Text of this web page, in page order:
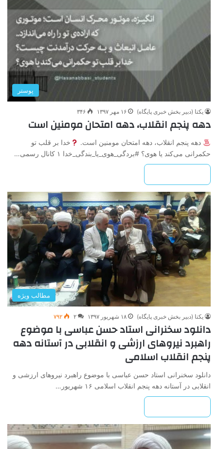
پوستر
یکتا (دبیر بخش خبری پایگاه) ۱۶ مهر ۱۳۹۷ ۳۴۶
دهه پنجم انقلاب، دهه امتحان مومنین است
دهه پنجم انقلاب، دهه امتحان مومنین است.
خدا بر قلب تو
حکمرانی می‌کند یا هوی؟ #بردگی_هوی_یا_بندگی_خدا ۱ کانال رسمی…
مطالب ویژه
یکتا (دبیر بخش خبری پایگاه) ۱۸ شهریور ۱۳۹۷ ۲ ۷۹۲
دانلود سخنرانی استاد حسن عباسی با موضوع
راهبرد نیروهای ارزشی و انقلابی در آستانه دهه
پنجم انقلاب اسلامی
دانلود سخنرانی استاد حسن عباسی با موضوع راهبرد نیروهای ارزشی و
انقلابی در آستانه دهه پنجم انقلاب اسلامی ۱۶ شهریور…